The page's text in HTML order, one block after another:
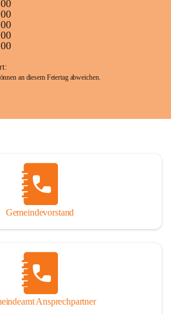
an diesem Feiertag abweichen.
Gemeindevorstand
Ansprechpartner